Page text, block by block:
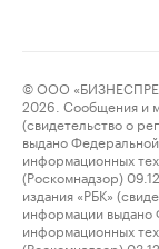
© ООО
2026. Сообщения и
(свидетельство о
выдано
информационных
(Роскомнадзор)
издания «РБК»
информации выдано
информационных